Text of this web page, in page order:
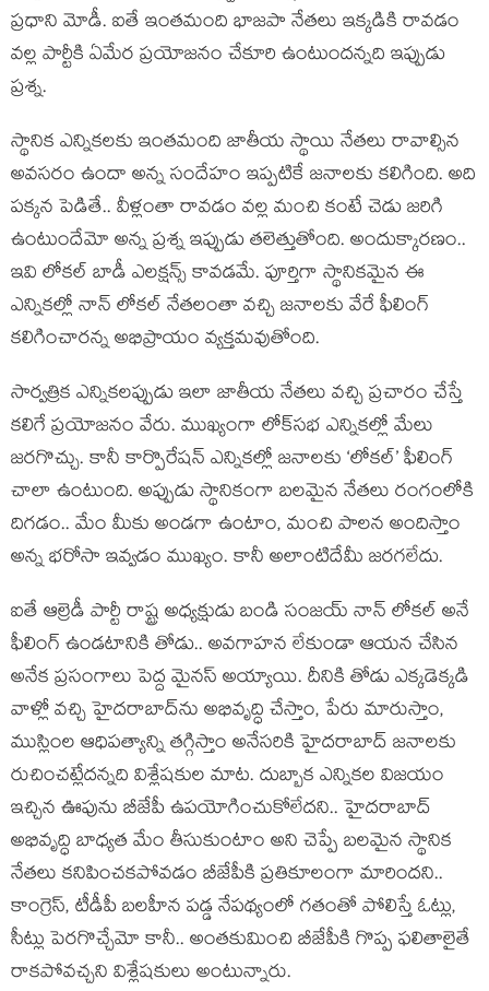
ప్రధాని మోడీ. ఐతే ఇంతమంది భాజపా నేతలు ఇక్కడికి రావడం
వల్ల పార్టీకి ఏమేర ప్రయోజనం చేకూరి ఉంటుందన్నది ఇప్పుడు
ప్రశ్న.
స్థానిక ఎన్నికలకు ఇంతమంది జాతీయ స్థాయి నేతలు రావాల్సిన
అవసరం ఉందా అన్న సందేహం ఇప్పటికే జనాలకు కలిగింది. అది
పక్కన పెడితే.. వీళ్లంతా రావడం వల్ల మంచి కంటే చెడు జరిగి
ఉంటుందేమో అన్న ప్రశ్న ఇప్పుడు తలెత్తుతోంది. అందుక్కారణం..
ఇవి లోకల్ బాడీ ఎలక్షన్స్ కావడమే. పూర్తిగా స్థానికమైన ఈ
ఎన్నికల్లో నాన్ లోకల్ నేతలంతా వచ్చి జనాలకు వేరే ఫీలింగ్
కలిగించారన్న అభిప్రాయం వ్యక్తమవుతోంది.
సార్వత్రిక ఎన్నికలప్పుడు ఇలా జాతీయ నేతలు వచ్చి ప్రచారం చేస్తే
కలిగే ప్రయోజనం వేరు. ముఖ్యంగా లోక్‌సభ ఎన్నికల్లో మేలు
జరగొచ్చు. కానీ కార్పొరేషన్ ఎన్నికల్లో జనాలకు ‘లోకల్’ ఫీలింగ్
చాలా ఉంటుంది. అప్పుడు స్థానికంగా బలమైన నేతలు రంగంలోకి
దిగడం.. మేం మీకు అండగా ఉంటాం, మంచి పాలన అందిస్తాం
అన్న భరోసా ఇవ్వడం ముఖ్యం. కానీ అలాంటిదేమీ జరగలేదు.
ఐతే ఆల్రెడీ పార్టీ రాష్ట్ర అధ్యక్షుడు బండి సంజయ్ నాన్ లోకల్ అనే
ఫీలింగ్ ఉండటానికి తోడు.. అవగాహన లేకుండా ఆయన చేసిన
అనేక ప్రసంగాలు పెద్ద మైనస్ అయ్యాయి. దీనికి తోడు ఎక్కడెక్కడి
వాళ్లో వచ్చి హైదరాబాద్‌ను అభివృద్ధి చేస్తాం, పేరు మారుస్తాం,
ముస్లింల ఆధిపత్యాన్ని తగ్గిస్తాం అనేసరికి హైదరాబాద్ జనాలకు
రుచించట్లేదన్నది విశ్లేషకుల మాట. దుబ్బాక ఎన్నికల విజయం
ఇచ్చిన ఊపును బీజేపీ ఉపయోగించుకోలేదని.. హైదరాబాద్
అభివృద్ధి బాధ్యత మేం తీసుకుంటాం అని చెప్పే బలమైన స్థానిక
నేతలు కనిపించకపోవడం బీజేపీకి ప్రతికూలంగా మారిందని..
కాంగ్రెస్, టీడీపీ బలహీన పడ్డ నేపథ్యంలో గతంతో పోలిస్తే ఓట్లు,
సీట్లు పెరగొచ్చేమో కానీ.. అంతకుమించి బీజేపీకి గొప్ప ఫలితాలైతే
రాకపోవచ్చని విశ్లేషకులు అంటున్నారు.